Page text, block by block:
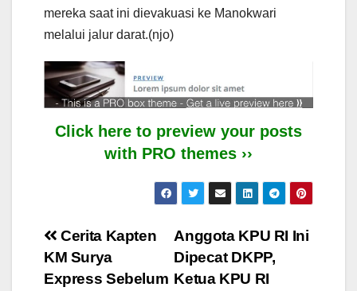
mereka saat ini dievakuasi ke Manokwari
melalui jalur darat.(njo)
Click here to preview your posts
with PRO themes ››
Post
navigation
Anggota KPU RI Ini
Dipecat DKPP,
Ketua KPU RI
Cerita Kapten
KM Surya
Express Sebelum